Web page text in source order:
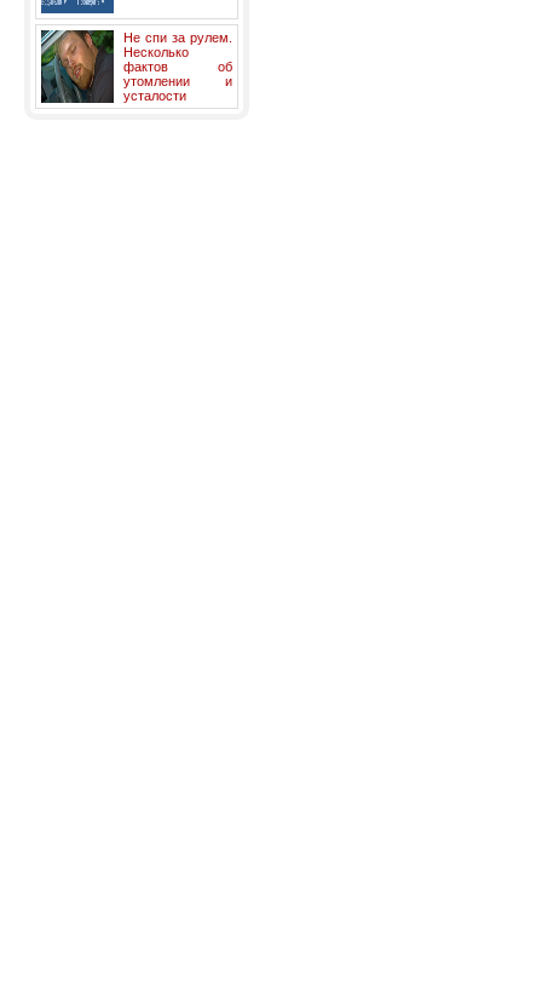
Не спи за рулем.
Несколько
фактов об
утомлении и
усталости